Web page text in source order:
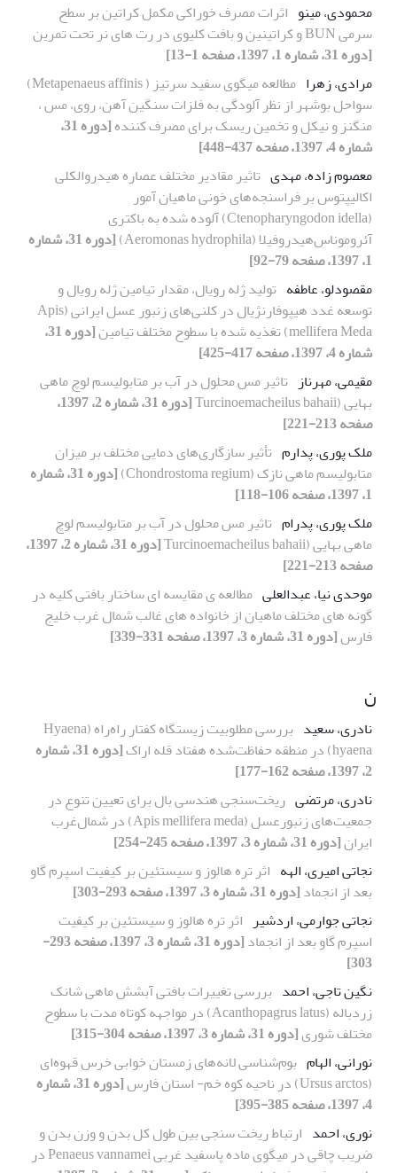
محمودی، مینو اثرات مصرف خوراکی مکمل کراتین بر سطح
سرمی BUN و کراتینین و بافت کلیوی در رت های نر تحت تمرین
[دوره 31، شماره 1، 1397، صفحه 1-13]
مرادی، زهرا
مطالعه میگوی سفید سرتیز (‏Metapenaeus affinis ‎‏)
سواحل بوشهر از نظر آلودگی به فلزات‎ ‎سنگین‎ ‎آهن، روی، ‏مس ،
منگنز و نیکل و تخمین ریسک برای مصرف کننده
[دوره 31،
شماره 4، 1397، صفحه 437-448]
معصوم زاده، مهدی تاثیر مقادیر مختلف عصاره هیدروالکلی
اکالیپتوس بر فراسنجه‌های خونی ماهیان آمور
(Ctenopharyngodon idella) آلوده شده به باکتری
آئروموناس‌هیدروفیلا (Aeromonas hydrophila)
[دوره 31، شماره
1، 1397، صفحه 79-92]
مقصودلو، عاطفه تولید ژله رویال، مقدار تیامین ژله رویال و
توسعه غدد هیپوفارنژیال در کلنی‌های زنبور عسل ایرانی (Apis
mellifera Meda) تغذیه شده با سطوح مختلف تیامین
[دوره 31،
شماره 4، 1397، صفحه 417-425]
مقیمی، مهرناز تاثیر مس محلول در آب بر متابولیسم لوچ ماهی
بهایی (Turcinoemacheilus bahaii
[دوره 31، شماره 2، 1397،
صفحه 213-221]
ملک پوری، پدارم تأثیر سازگاری‌های دمایی مختلف بر میزان
متابولیسم ماهی نازک (Chondrostoma regium)
[دوره 31، شماره
1، 1397، صفحه 106-118]
ملک پوری، پدرام تاثیر مس محلول در آب بر متابولیسم لوچ
ماهی بهایی (Turcinoemacheilus bahaii
[دوره 31، شماره 2، 1397،
صفحه 213-221]
موحدی نیا، عبدالعلی مطالعه ی مقایسه ای ساختار بافتی کلیه در
گونه های مختلف ماهیان از خانواده های غالب شمال غرب خلیج
فارس[دوره 31، شماره 3، 1397، صفحه 331-339]
ن
نادری، سعید
بررسی مطلوبیت زیستگاه کفتار راه‌راه (Hyaena
hyaena) در منطقه حفاظت‌شده هفتاد قله اراک
[دوره 31، شماره
2، 1397، صفحه 162-177]
نادری، مرتضی ریخت‌سنجی هندسی بال برای تعیین تنوع در
جمعیت‌های زنبورعسل (Apis mellifera meda) در شمال‌غرب
ایران[دوره 31، شماره 3، 1397، صفحه 245-254]
نجاتی امیری، الهه اثر تره هالوز و سیستئین بر کیفیت اسپرم گاو
بعد از انجماد[دوره 31، شماره 3، 1397، صفحه 293-303]
نجاتی جوارمی، اردشیر اثر تره هالوز و سیستئین بر کیفیت
اسپرم گاو بعد از انجماد
[دوره 31، شماره 3، 1397، صفحه 293-
303]
نگین تاجی، احمد بررسی تغییرات بافتی آبشش ماهی شانک
زردباله (Acanthopagrus latus) در مواجهه کوتاه مدت با سطوح
مختلف شوری[دوره 31، شماره 3، 1397، صفحه 304-315]
نورانی، الهام بوم‌شناسی لانه‌های زمستان خوابی خرس قهوه‌ای
(Ursus arctos) در ناحیه کوه خم- استان فارس
[دوره 31، شماره
4، 1397، صفحه 385-395]
نوری، احمد ارتباط ریخت سنجی بین طول کل بدن و وزن بدن و
ضریب چاقی در میگوی ماده پاسفید غربی Penaeus vannamei در